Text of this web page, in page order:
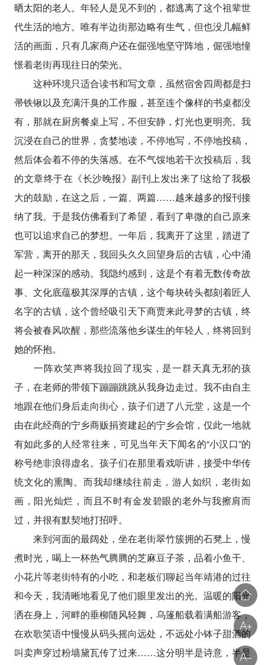
晒太阳的老人。年轻人是见不到的，都逃离了这个祖辈世
代生活的地方。唯有半边街那边略有生气，但也没几幅鲜
活的画面，只有几家商户还在倔强地坚守阵地，倔强地憧
憬着老街再现往日的荣光。
这种环境只适合读书和写文章，虽然宿舍四周都是扫
帚铁锹以及充满汗臭的工作服，甚至连个像样的书桌都没
有，那就在厨房餐桌上写，不但安静，灯光也更明亮。我
沉浸在自己的世界，贪婪地读，不停地写，不停地投稿，
然后体会着不停的失落感。在不气馁地若干次投稿后，我
的文章终于在《长沙晚报》副刊上发出来了!这给了我极
大的鼓励，在这之后，一篇、两篇……越来越多的报刊接
纳了我。于是我仿佛看到了希望，看到了卑微的自己原来
也可以追求自己的梦想。一年后，我离开了这里，踏进了
军营，离开的那天，我回头久久回望身后的古镇，心中涌
起一种深深的感动。我隐约感到，这是个有着无数传奇故
事、文化底蕴极其深厚的古镇，这个每块砖头都刻着匠人
名字的古镇，这个曾经吸引天下商贾来此寻梦的古镇，终
将会被春风吹醒，那些流落他乡谋生的年轻人，终将回到
她的怀抱。
一阵欢笑声将我拉回了现实，是一群天真无邪的孩
子，在老师的带领下蹦蹦跳跳从我身边走过。我不由自主
地跟在他们身后走向街心，孩子们进了八元堂，这是一个
由在此经商的宁乡商贩捐资建起的宁乡会馆，仅此一地就
有如此多的人经常往来，可见当年天下闻名的“小汉口”的
称号绝非浪得虚名。孩子们在那里看戏听讲，接受中华传
统文化的熏陶。而我却继续往前走，游人如织，老街如
画，阳光灿烂，而且不时有金发碧眼的老外与我擦肩而
过，并很有默契地打招呼。
来到河面的最阔处，坐在老街翠竹簇拥的石凳上，慢
煮时光，喝上一杯热气腾腾的芝麻豆子茶，品着小鱼干、
小花片等老街特有的小吃，和老板们聊起当年靖港的过往
和今天，我清晰地看见了他们眼里发出的光。温暖的阳光
洒在身上，河畔的垂柳随风轻舞，乌篷船载着满船游客，
在欢歌笑语中慢慢从码头摇向远处，不远处小钵子甜酒的
叫卖声穿过粉墙黛瓦传了过来……这分明半是诗意，半是